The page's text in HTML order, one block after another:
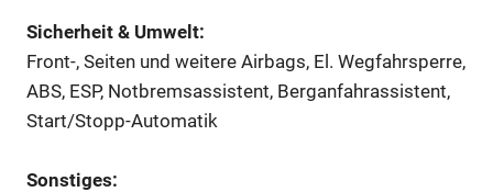
Sicherheit & Umwelt:
Front-, Seiten und weitere Airbags, El. Wegfahrsperre,
ABS, ESP, Notbremsassistent, Berganfahrassistent,
Start/Stopp-Automatik
Sonstiges: